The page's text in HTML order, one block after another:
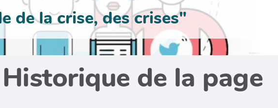
de la crise, des crises"
Historique de la page